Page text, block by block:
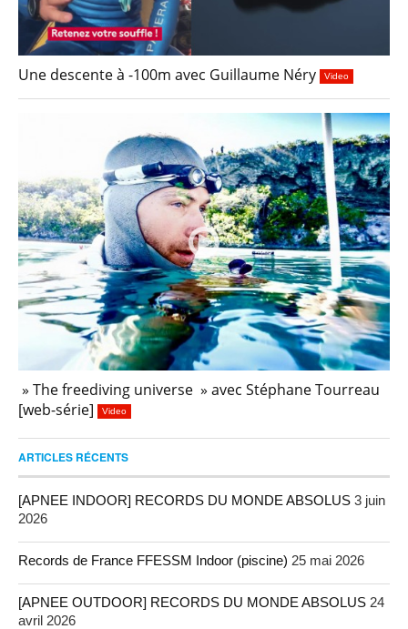
Une descente à -100m avec Guillaume Néry Video
» The freediving universe » avec Stéphane Tourreau
[web-série]
Video
ARTICLES RÉCENTS
[APNEE INDOOR] RECORDS DU MONDE ABSOLUS 3 juin
2026
Records de France FFESSM Indoor (piscine) 25 mai 2026
[APNEE OUTDOOR] RECORDS DU MONDE ABSOLUS 24
avril 2026